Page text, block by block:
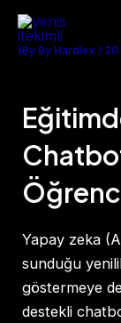
Skip
content
By By Hardlex/ 20
Yapay zeka
sunduğu
göstermeye
destekli
Post
navigation